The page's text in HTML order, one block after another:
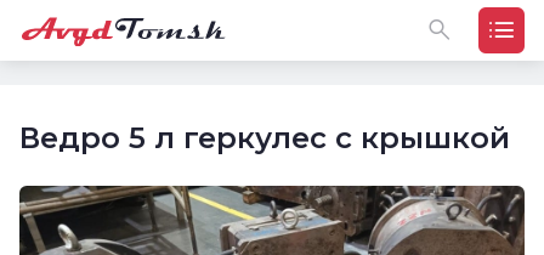
Ведро 5 л геркулес с крышкой